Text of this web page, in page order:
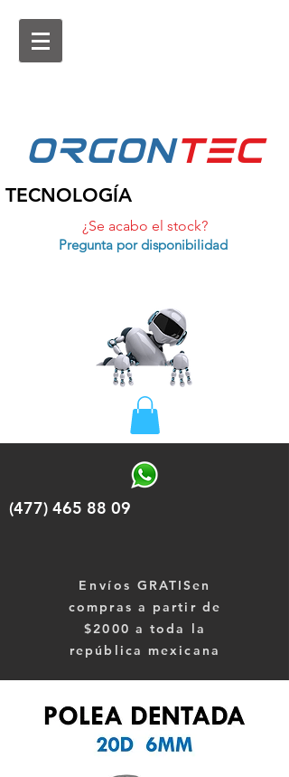
ORGONtEc
TECNOLOGÍA
¿Se acabo el stock?
Pregunta por disponibilidad
(477) 465 88 09
Envíos GRATISen
compras a partir de
$2000 a toda la
república mexicana